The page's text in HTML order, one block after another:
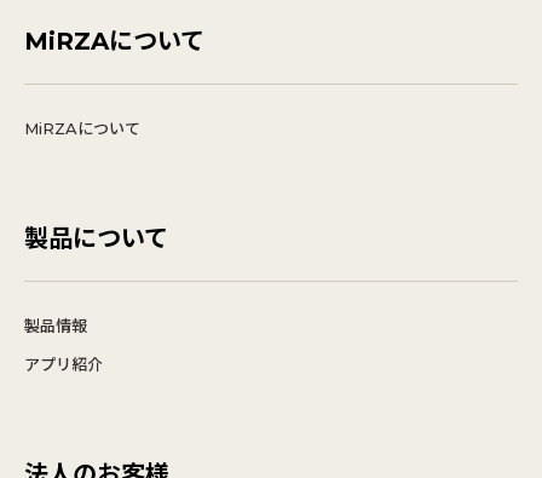
MiRZAについて
MiRZAについて
製品について
製品情報
アプリ紹介